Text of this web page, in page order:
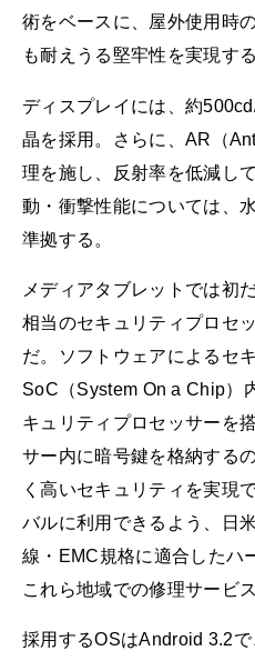
術をベースに、屋外使用時
も耐えうる堅牢性を実現す
ディスプレイには、約
晶を採用。さらに、AR（
理を施し、反射率を低減し
動・衝撃性能については、
準拠する。
メディアタブレットでは初
相当のセキュリティプロセ
だ。ソフトウェアによるセ
SoC（System On a Chip）
キュリティプロセッサーを
サー内に暗号鍵を格納する
く高いセキュリティを実現
バルに利用できるよう、日
線・EMC規格に適合したハ
これら地域での修理サービ
採用するOSはAndroid 3.2